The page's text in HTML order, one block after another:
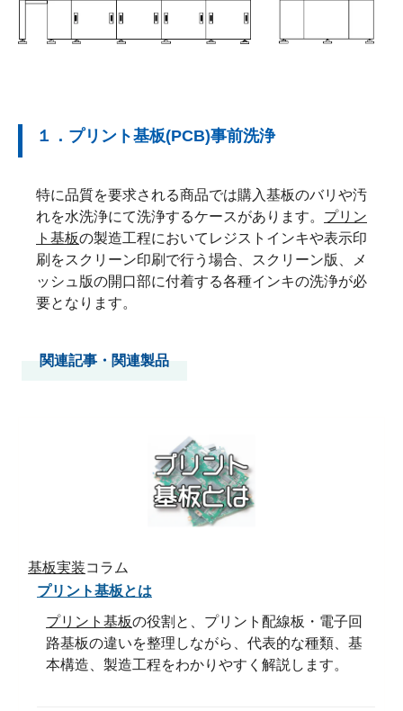
１．プリント基板(PCB)事前洗浄
特に品質を要求される商品では購入基板のバリや汚
れを水洗浄にて洗浄するケースがあります。 プリン
ト基板の製造工程においてレジストインキや表示印
刷をスクリーン印刷で行う場合、スクリーン版、メ
ッシュ版の開口部に付着する各種インキの洗浄が必
要となります。
関連記事・関連製品
基板実装コラム
プリント基板とは
プリント基板の役割と、プリント配線板・電子回
路基板の違いを整理しながら、代表的な種類、基
本構造、製造工程をわかりやすく解説します。